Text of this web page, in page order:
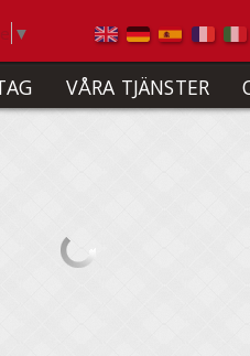
▼
VÅRA TJÄNSTER